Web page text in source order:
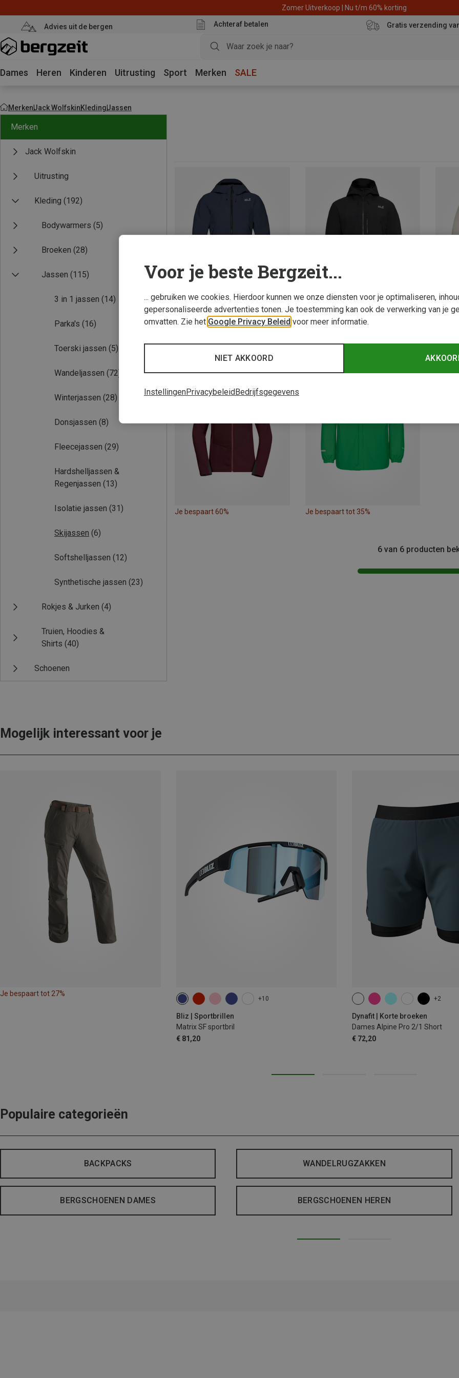
Zomer Uitverkoop | Nu t/m 60% korting
Advies uit de bergen Achteraf betalen Gratis verzending
Dames Heren Kinderen Uitrusting Sport Merken SALE
MerkenJack WolfskinKledingJassen
Merken
Jack Wolfskin
Uitrusting
Kleding (192)
Bodywarmers (5)
Broeken (28)
Jassen (115)
3 in 1 jassen (14)
Parka's (16)
Toerski jassen (5)
Wandeljassen (72)
Winterjassen (28)
Donsjassen (8)
Fleecejassen (29)
Hardshelljassen &
Regenjassen (13)
Isolatie jassen (31)
Skijassen (6)
Softshelljassen (12)
Synthetische jassen (23)
Rokjes & Jurken (4)
Truien, Hoodies &
Shirts (40)
Schoenen
Je bespaart 15%
Je bespaart 60% Je bespaart tot 35%
6 van 6 producten
Mogelijk interessant voor je
Je bespaart tot 27%
+10
Bliz | Sportbrillen
Matrix SF sportbril
€ 81,20
+2
Dynafit | Korte broeken
Dames Alpine Pro 2/1 Short
€ 72,20
XS S M XL
Populaire categorieën
BACKPACKS WANDELRUGZAKKEN
BERGSCHOENEN DAMES BERGSCHOENEN HEREN
Voor je beste Bergzeit...
... gebruiken we cookies. Hierdoor kunnen we onze diensten voor je optimaliseren,
gepersonaliseerde advertenties tonen. Je toestemming kan ook de verwerking van je
omvatten. Zie het Google Privacy Beleid voor meer informatie.
NIET AKKOORD
InstellingenPrivacybeleidBedrijfsgegevens